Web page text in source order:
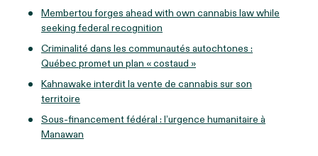
Membertou forges ahead with own cannabis law while
seeking federal recognition
Criminalité dans les communautés autochtones :
Québec promet un plan « costaud »
Kahnawake interdit la vente de cannabis sur son
territoire
Sous-financement fédéral : l’urgence humanitaire à
Manawan